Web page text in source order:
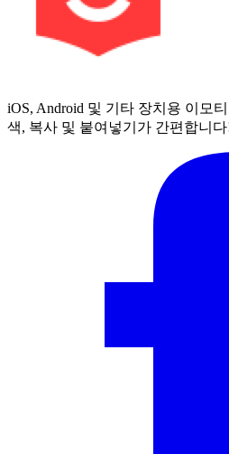
iOS, Android 및 기타 장치용 이모
색, 복사 및 붙여넣기가 간편합니